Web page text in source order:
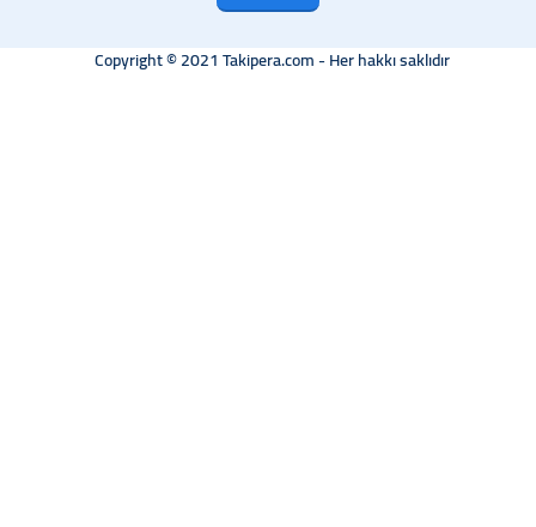
Copyright © 2021 Takipera.com - Her hakkı saklıdır